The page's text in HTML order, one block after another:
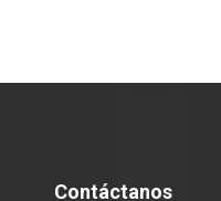
Contáctanos